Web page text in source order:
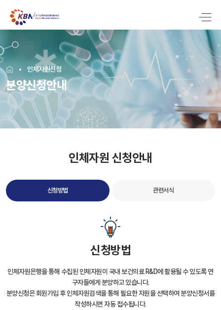
인체자원신청
분양신청안내
인체자원 신청안내
신청방법 관련서식
신청방법
인체자원은행을 통해 수집된 인체자원이 국내 보건의료 R&D에 활용될 수 있도록 연
구자들에게 분양하고 있습니다.
분양신청은 회원가입 후 인체자원검색을 통해 필요한 자원을 선택하여 분양신청서를
작성하시면 자동 접수됩니다.